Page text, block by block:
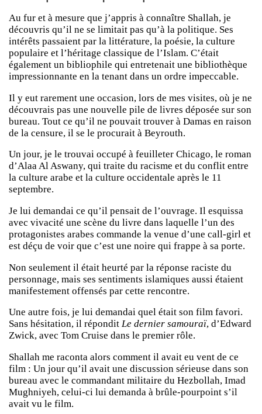
Au fur et à mesure que j’appris à connaître Shallah, je
découvris qu’il ne se limitait pas qu’à la politique. Ses
intérêts passaient par la littérature, la poésie, la culture
populaire et l’héritage classique de l’Islam. C’était
également un bibliophile qui entretenait une bibliothèque
impressionnante en la tenant dans un ordre impeccable.
Il y eut rarement une occasion, lors de mes visites, où je ne
découvrais pas une nouvelle pile de livres déposée sur son
bureau. Tout ce qu’il ne pouvait trouver à Damas en raison
de la censure, il se le procurait à Beyrouth.
Un jour, je le trouvai occupé à feuilleter Chicago, le roman
d’Alaa Al Aswany, qui traite du racisme et du conflit entre
la culture arabe et la culture occidentale après le 11
septembre.
Je lui demandai ce qu’il pensait de l’ouvrage. Il esquissa
avec vivacité une scène du livre dans laquelle l’un des
protagonistes arabes commande la venue d’une call-girl et
est déçu de voir que c’est une noire qui frappe à sa porte.
Non seulement il était heurté par la réponse raciste du
personnage, mais ses sentiments islamiques aussi étaient
manifestement offensés par cette rencontre.
Une autre fois, je lui demandai quel était son film favori.
Sans hésitation, il répondit Le dernier samouraï, d’Edward
Zwick, avec Tom Cruise dans le premier rôle.
Shallah me raconta alors comment il avait eu vent de ce
film : Un jour qu’il avait une discussion sérieuse dans son
bureau avec le commandant militaire du Hezbollah, Imad
Mughniyeh, celui-ci lui demanda à brûle-pourpoint s’il
avait vu le film.